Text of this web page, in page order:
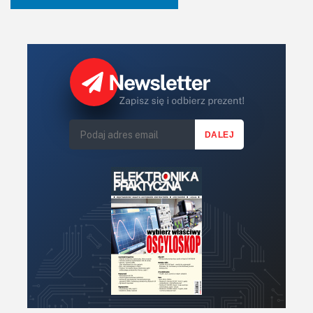
mogą nieco zależeć od temperatury i starzenia (ładunek na
rozładowaniu), w zastosowaniach wymagających
długoterminowej stabilności oraz w skrajnych warunkach
środowiskowych coraz częściej zastępuje się je
nowoczesnymi mikrofonami MEMS.
Mikrofony MEMS
Mikrofony MEMS (ang. Micro-Electro-Mechanical Systems
to najnowsza generacja mikrofonów
półprzewodnikowych, które w miniaturowej,
niskoprofilowej obudowie integrują precyzyjny element
akustyczny oraz układ elektroniczny ASIC, odpowiedzialny
za wstępną obróbkę sygnału. Istnieją trzy główne odmiany
mikrofonów MEMS. Znaczna część modeli bazuje –
podobnie jak elektrety – na zasadzie kondensatora o
zmiennej pojemności (ugięcie mikromembrany względem